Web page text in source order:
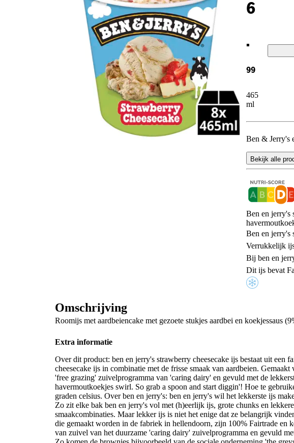
6
.
99
465
ml
Ben & Jerry's
Bekijk alle
Ben en jerry's
Ben en jerry's
Verrukkelijk
Bij ben en
Dit ijs bevat
Omschrijving
Roomijs met aardbeiencake met gezoete stukjes aardbei en koekjessaus
Extra informatie
Over dit product: ben en jerry's strawberry cheesecake ijs bestaat uit een
cheesecake ijs in combinatie met de frisse smaak van aardbeien.
'free grazing' zuivelprogramma van 'caring dairy' en gevuld met de
havermoutkoekjes swirl. So grab a spoon and start diggin'! Hoe te
graden celsius. Over ben en jerry's: ben en jerry's wil het lekkerste ijs
Zo zit elke bak ben en jerry's vol met (h)eerlijk ijs, grote chunks en
smaakcombinaties. Maar lekker ijs is niet het enige dat ze belangrijk
die gemaakt worden in de fabriek in hellendoorn, zijn 100% Fairtrade en
van zuivel van het duurzame 'caring dairy' zuivelprogramma en gevuld